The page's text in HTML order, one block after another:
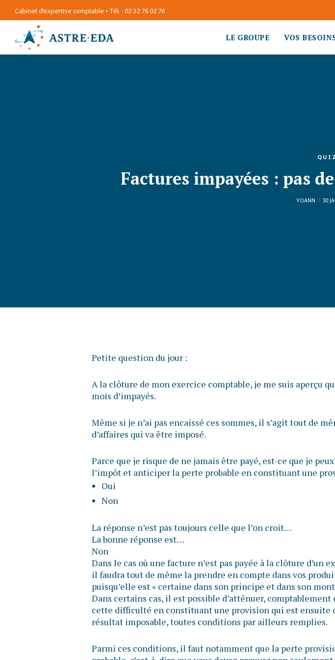
Cabinet d’expertise comptable • Tél. : 02 32 76 02 76
LE GROUPE VOS
Factures impayées : pas
YOANN 30
Petite question du jour :
A la clôture de mon exercice comptable, je me suis aperçu
mois d’impayés.
Même si je n’ai pas encaissé ces sommes, il s’agit tout de
d’affaires qui va être imposé.
Parce que je risque de ne jamais être payé, est-ce que je
l’impôt et anticiper la perte probable en constituant une
Oui
Non
La réponse n’est pas toujours celle que l’on croit…
La bonne réponse est…
Non
Dans le cas où une facture n’est pas payée à la clôture d’un
il faudra tout de même la prendre en compte dans vos
puisqu’elle est « certaine dans son principe et dans son
Dans certains cas, il est possible d’atténuer,
cette difficulté en constituant une provision qui est ensuite
résultat imposable, toutes conditions par ailleurs remplies.
Parmi ces conditions, il faut notamment que la perte